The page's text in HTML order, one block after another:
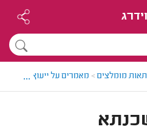
מומלצים> מאמרים על ייעוץ...